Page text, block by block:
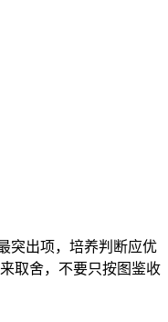
突出项，培养判断应优
取舍，不要只按图鉴收